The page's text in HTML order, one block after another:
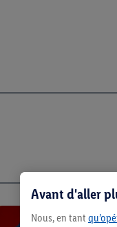
Avant d'aller
Nous, en tant